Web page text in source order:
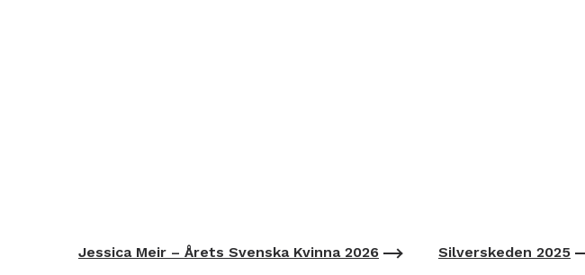
Jessica Meir – Årets Svenska Kvinna 2026 Silverskeden 2025